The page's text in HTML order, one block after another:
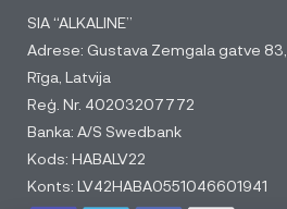
SIA “ALKALINE”
Adrese: Gustava Zemgala gatve 83,
Rīga, Latvija
Reģ. Nr. 40203207772
Banka: A/S Swedbank
Kods: HABALV22
Konts: LV42HABA0551046601941